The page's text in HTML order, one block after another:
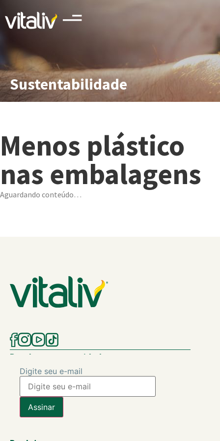
Sustentabilidade
Menos plástico
nas embalagens
Aguardando conteúdo…
Receba nossas novidades
Digite seu e-mail